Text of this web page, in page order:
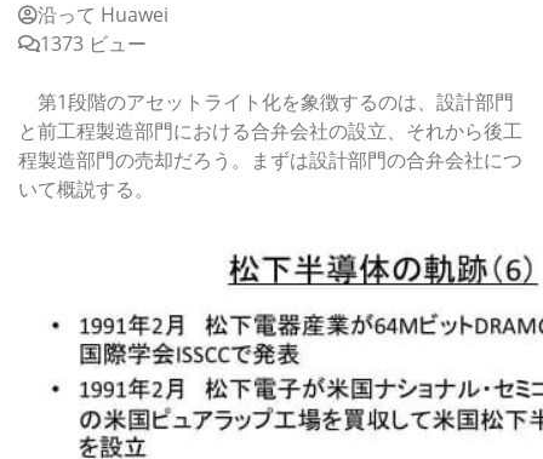
沿って Huawei
1373 ビュー
第1段階のアセットライト化を象徴するのは、設計部門
と前工程製造部門における合弁会社の設立、それから後工
程製造部門の売却だろう。まずは設計部門の合弁会社につ
いて概説する。